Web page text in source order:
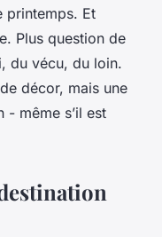
printemps. Et
Plus question de
du vécu, du loin.
décor, mais une
même s’il est